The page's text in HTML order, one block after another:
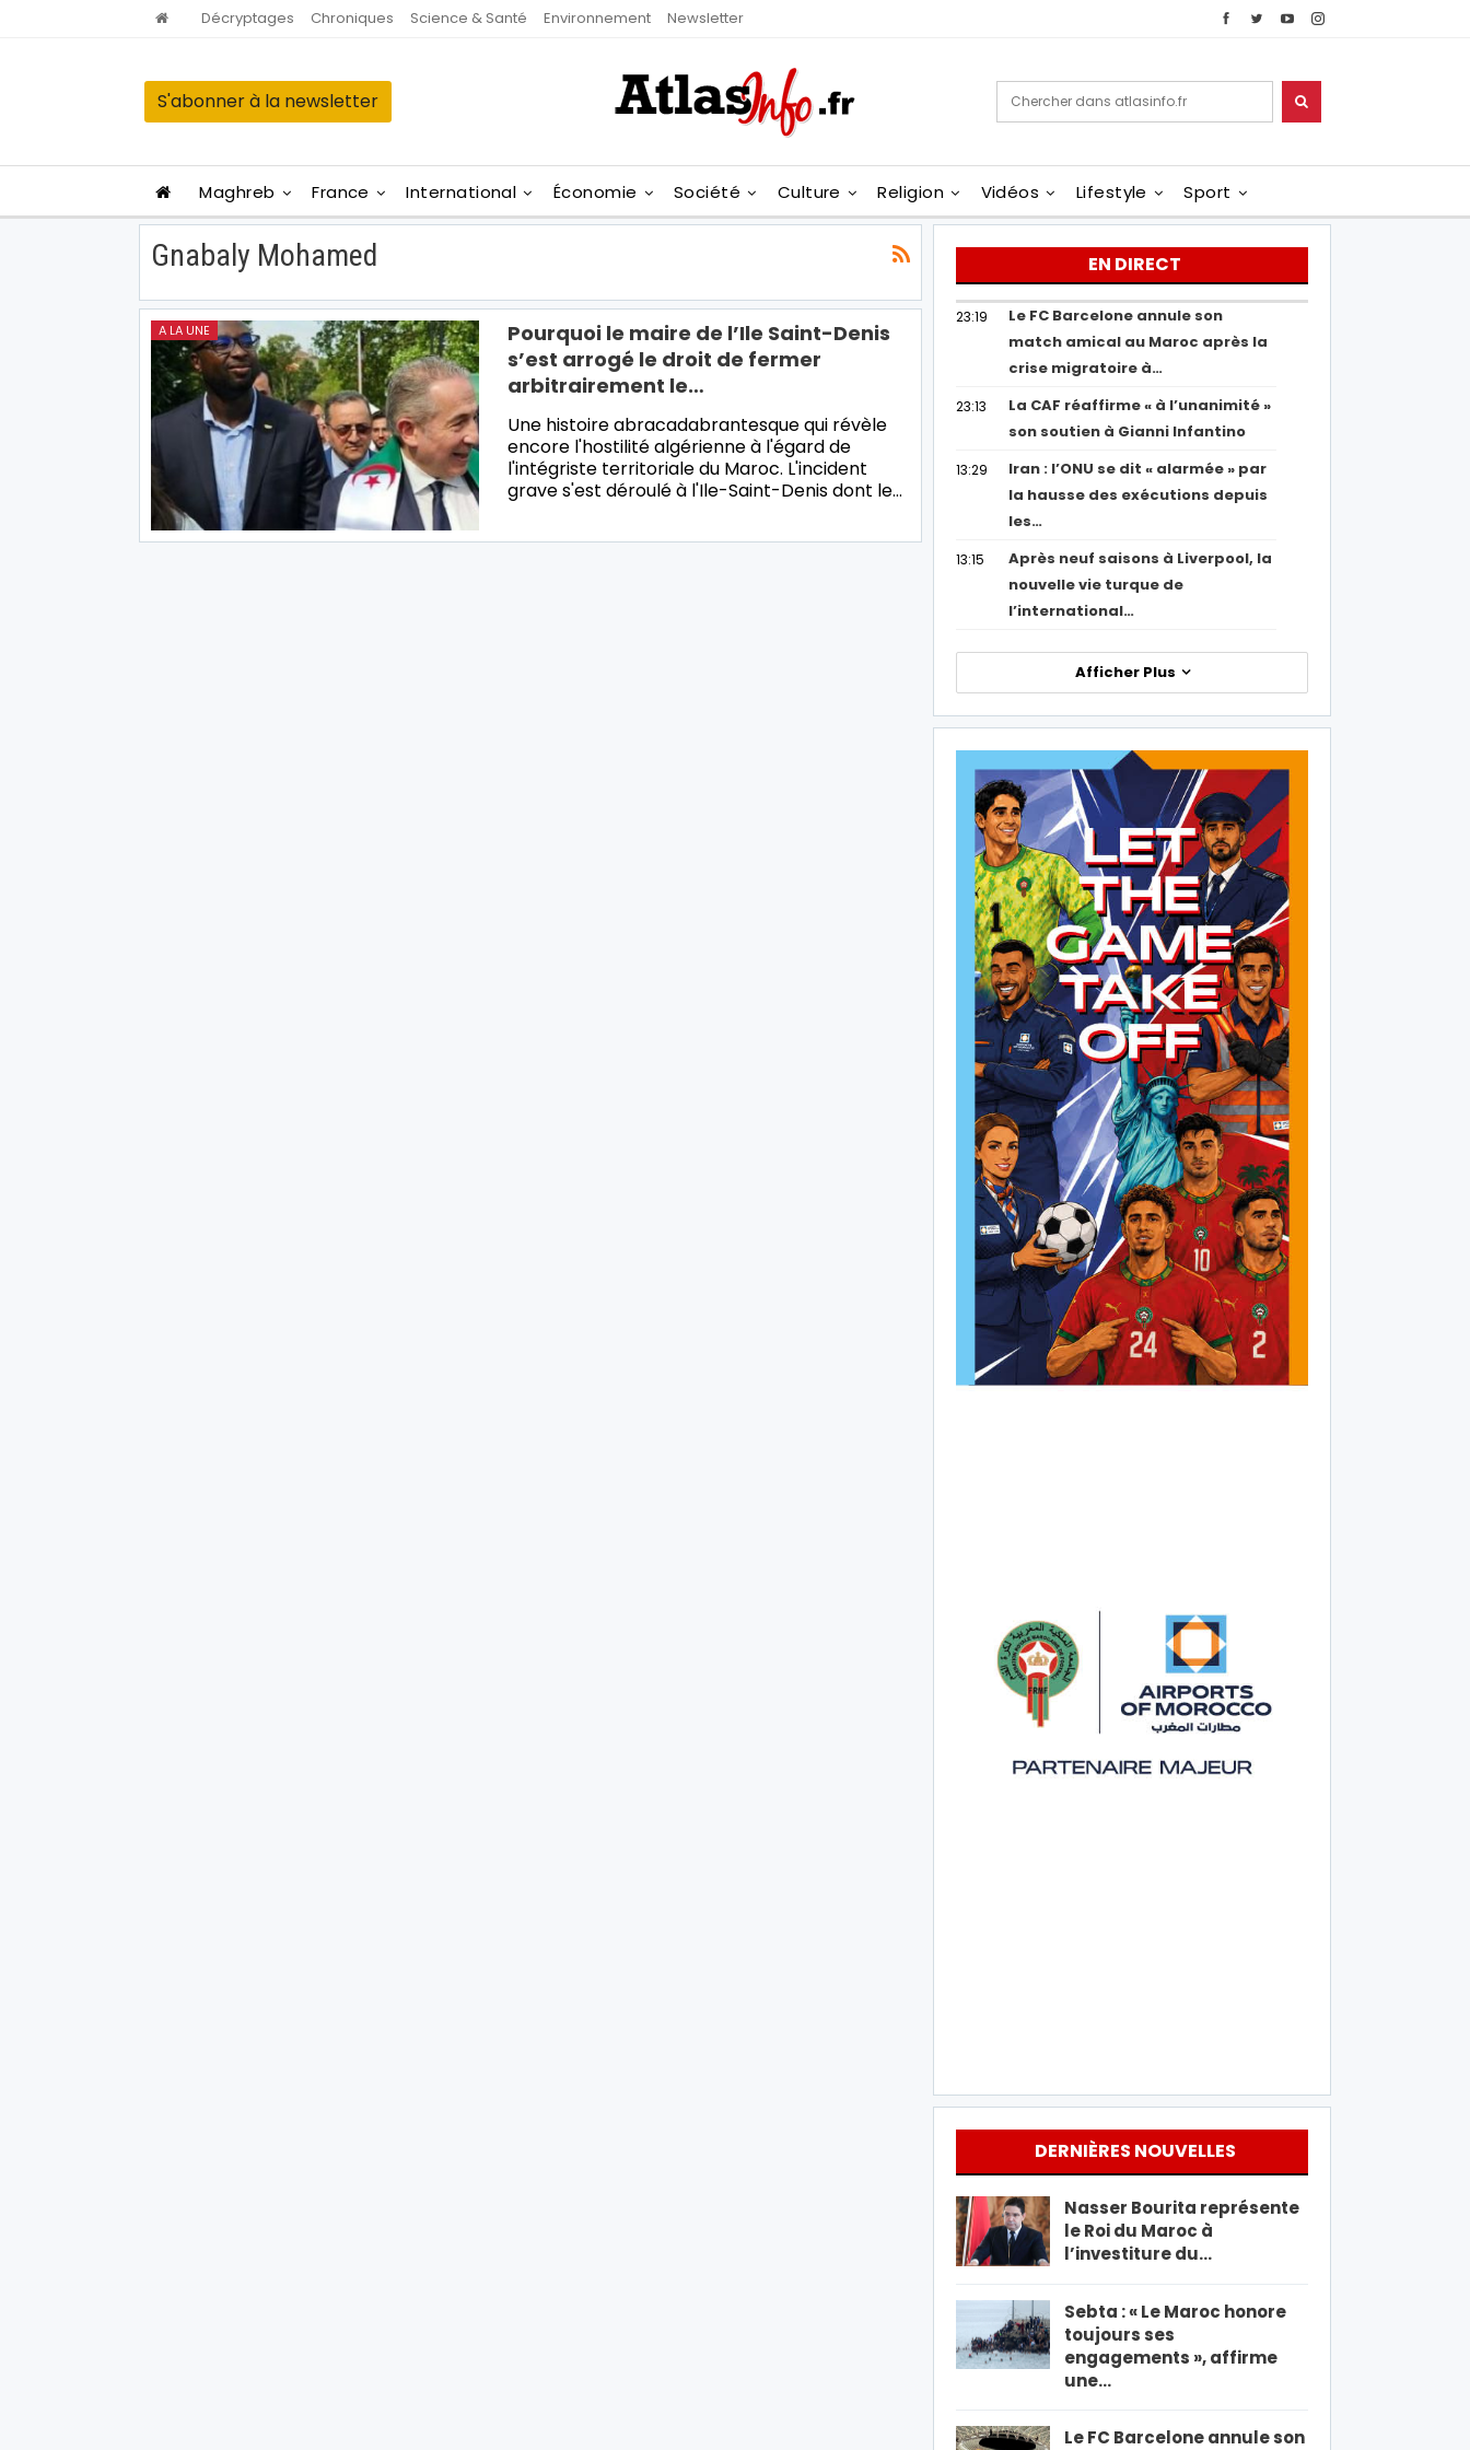
Décryptages Chroniques Science & Santé Environnement Newsletter
S'abonner à la newsletter
Maghreb France International Économie Société Culture Religion Vidéos Lifestyle Sport
Gnabaly Mohamed
A LA UNE
Pourquoi le maire de l’Ile Saint-Denis
s’est arrogé le droit de fermer
arbitrairement le…
Une histoire abracadabrantesque qui révèle
encore l'hostilité algérienne à l'égard de
l'intégriste territoriale du Maroc. L'incident
grave s'est déroulé à l'Ile-Saint-Denis dont le…
EN DIRECT
23:19
Le FC Barcelone annule son
match amical au Maroc après la
crise migratoire à…
23:13
La CAF réaffirme « à l’unanimité »
son soutien à Gianni Infantino
13:29
Iran : l’ONU se dit « alarmée » par
la hausse des exécutions depuis
les…
13:15
Après neuf saisons à Liverpool, la
nouvelle vie turque de
l’international…
Afficher Plus
DERNIÈRES NOUVELLES
Nasser Bourita représente
le Roi du Maroc à
l’investiture du…
Sebta : « Le Maroc honore
toujours ses
engagements », affirme
une…
Le FC Barcelone annule son